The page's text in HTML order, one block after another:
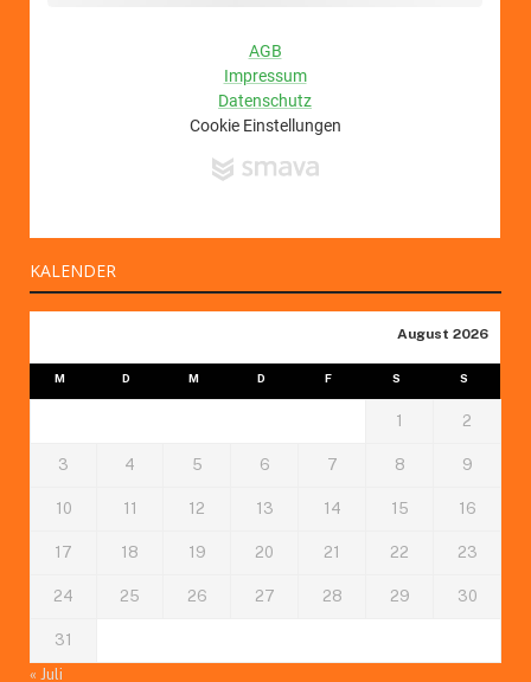
KALENDER
August 2026
M D M D F S S
1 2
3 4 5 6 7 8 9
10 11 12 13 14 15 16
17 18 19 20 21 22 23
24 25 26 27 28 29 30
31
« Juli